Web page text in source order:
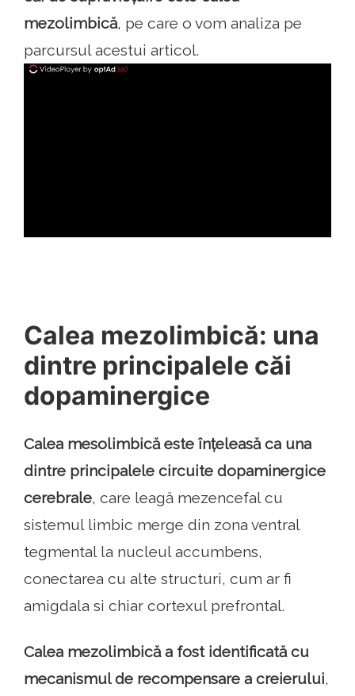
mezolimbică, pe care o vom analiza pe
parcursul acestui articol.
Calea mezolimbică: una
dintre principalele căi
dopaminergice
Calea mesolimbică este înțeleasă ca una
dintre principalele circuite dopaminergice
cerebrale, care leagă mezencefal cu
sistemul limbic merge din zona ventral
tegmental la nucleul accumbens,
conectarea cu alte structuri, cum ar fi
amigdala si chiar cortexul prefrontal.
Calea mezolimbică a fost identificată cu
mecanismul de recompensare a creierului,